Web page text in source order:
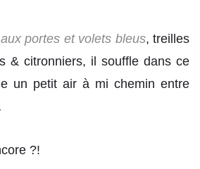
portes et volets bleus, treilles
& citronniers, il souffle dans ce
un petit air à mi chemin entre
?!